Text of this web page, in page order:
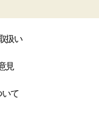
扱い
見
いて